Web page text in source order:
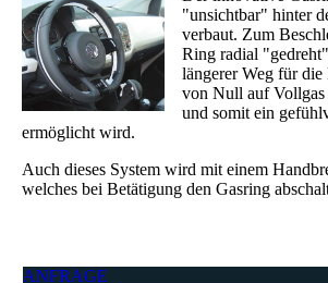
"unsichtbar" hinter
verbaut. Zum
Ring radial
längerer Weg für
von Null auf Vollgas
und somit ein
ermöglicht wird.
Auch dieses System wird mit einem
welches bei Betätigung den Gasring
ANFRAGE